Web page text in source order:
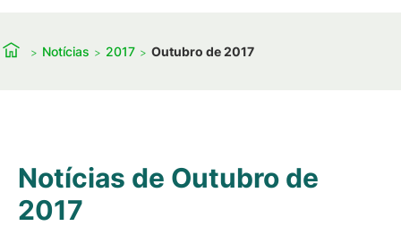
Notícias 2017 Outubro de 2017
Notícias de Outubro de
2017